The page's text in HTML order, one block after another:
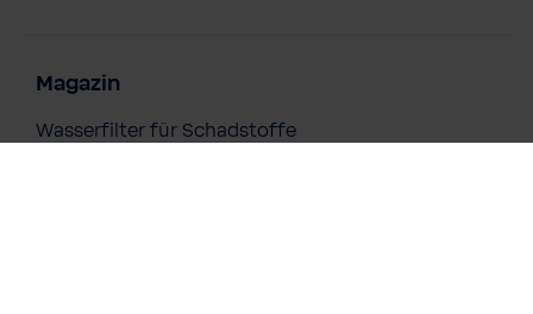
Magazin
Wasserfilter für Schadstoffe